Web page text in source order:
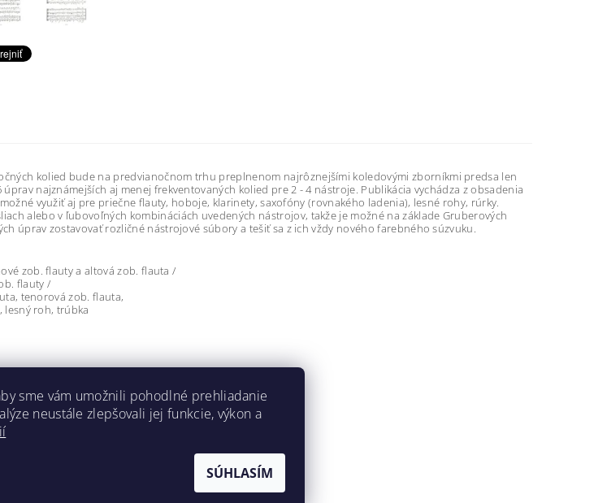
kolied bude na predvianočnom trhu preplnenom najrôznejšími koledovými zborníkmi predsa len
najznámejších aj menej frekventovaných kolied pre 2 - 4 nástroje. Publikácia vychádza z obsadenia
využiť aj pre priečne flauty, hoboje, klarinety, saxofóny (rovnakého ladenia), lesné rohy, rúrky.
alebo v ľubovoľných kombináciách uvedených nástrojov, takže je možné na základe Gruberových
úprav zostavovať rozličné nástrojové súbory a tešiť sa z ich vždy nového farebného súzvuku.
zob. flauty a altová zob. flauta /
flauty /
tenorová zob. flauta,
lesný roh, trúbka
sme vám umožnili pohodlné prehliadanie
neustále zlepšovali jej funkcie, výkon a
SÚHLASÍM